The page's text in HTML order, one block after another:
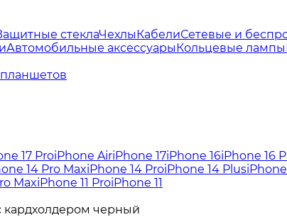
стеклаЧехлыКабелиСетевые и
Автомобильные аксессуарыКольцевые лампы
17 ProiPhone AiriPhone 17iPhone 16iPhone 16
14 Pro MaxiPhone 14 ProiPhone 14 Plus
MaxiPhone 11 ProiPhone 11
кардхолдером черный